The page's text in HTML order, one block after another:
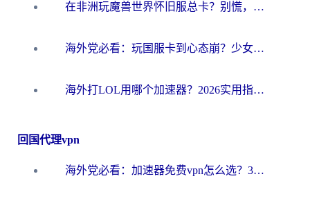
在非洲玩魔兽世界怀旧服总卡？别慌，这份指南帮你丝滑开荒
海外党必看：玩国服卡到心态崩？少女前线云图计划加速器免费推荐+碧蓝航线足球世界流畅攻略
海外打LOL用哪个加速器？2026实用指南：从延迟到设备适配，一篇解决你的国服游戏痛点
回国代理vpn
海外党必看：加速器免费vpn怎么选？3步教你无缝访问国内资源